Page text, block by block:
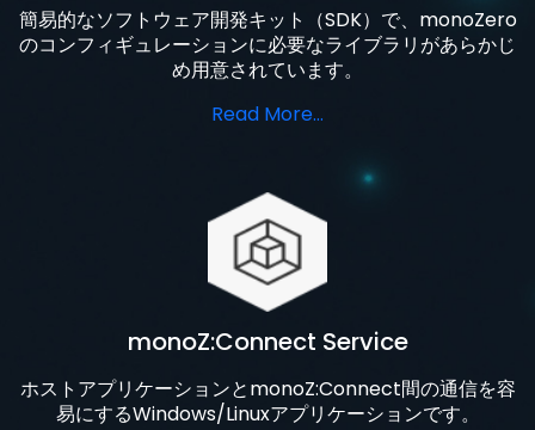
簡易的なソフトウェア開発キット（SDK）で、monoZero
のコンフィギュレーションに必要なライブラリがあらかじ
め用意されています。
Read More…
monoZ:Connect Service
ホストアプリケーションとmonoZ:Connect間の通信を容
易にするWindows/Linuxアプリケーションです。